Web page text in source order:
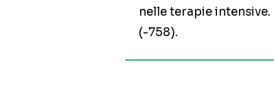
nelle terapie
(-758).